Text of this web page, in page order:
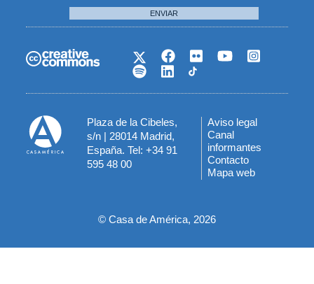
ENVIAR
Plaza de la Cibeles,
s/n | 28014 Madrid,
España. Tel: +34 91
595 48 00
Menú
del
pie
Aviso legal
Canal
informantes
Contacto
Mapa web
© Casa de América, 2026